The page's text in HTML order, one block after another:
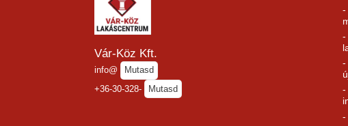
Vár-Köz Kft.
info@
Mutasd
+36-30-328-
Mutasd
-
-
-
-
-